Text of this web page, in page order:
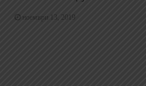
ноември 13, 2019